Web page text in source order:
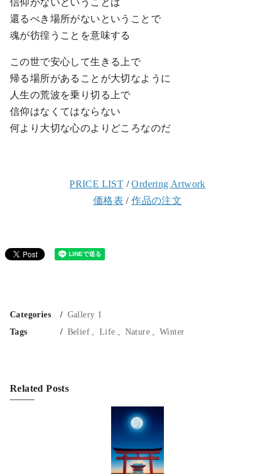
信仰がないということは
還るべき場所がないということで
魂が彷徨うことを意味する
この世で安心して生きる上で
帰る場所があることが大切なように
人生の荒波を乗り切る上で
信仰はなくてはならない
何より大切な心のよりどころなのだ
PRICE LIST /Ordering Artwork
価格表 /作品の注文
Categories
Gallery 1
Tags
Belief Life Nature Winter
Related Posts